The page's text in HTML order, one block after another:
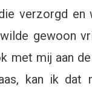
die verzorgd
gewoon
met mij aan
kan ik